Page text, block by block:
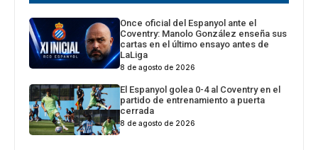
Once oficial del Espanyol ante el
Coventry: Manolo González enseña sus
cartas en el último ensayo antes de
LaLiga
8 de agosto de 2026
El Espanyol golea 0-4 al Coventry en el
partido de entrenamiento a puerta
cerrada
8 de agosto de 2026